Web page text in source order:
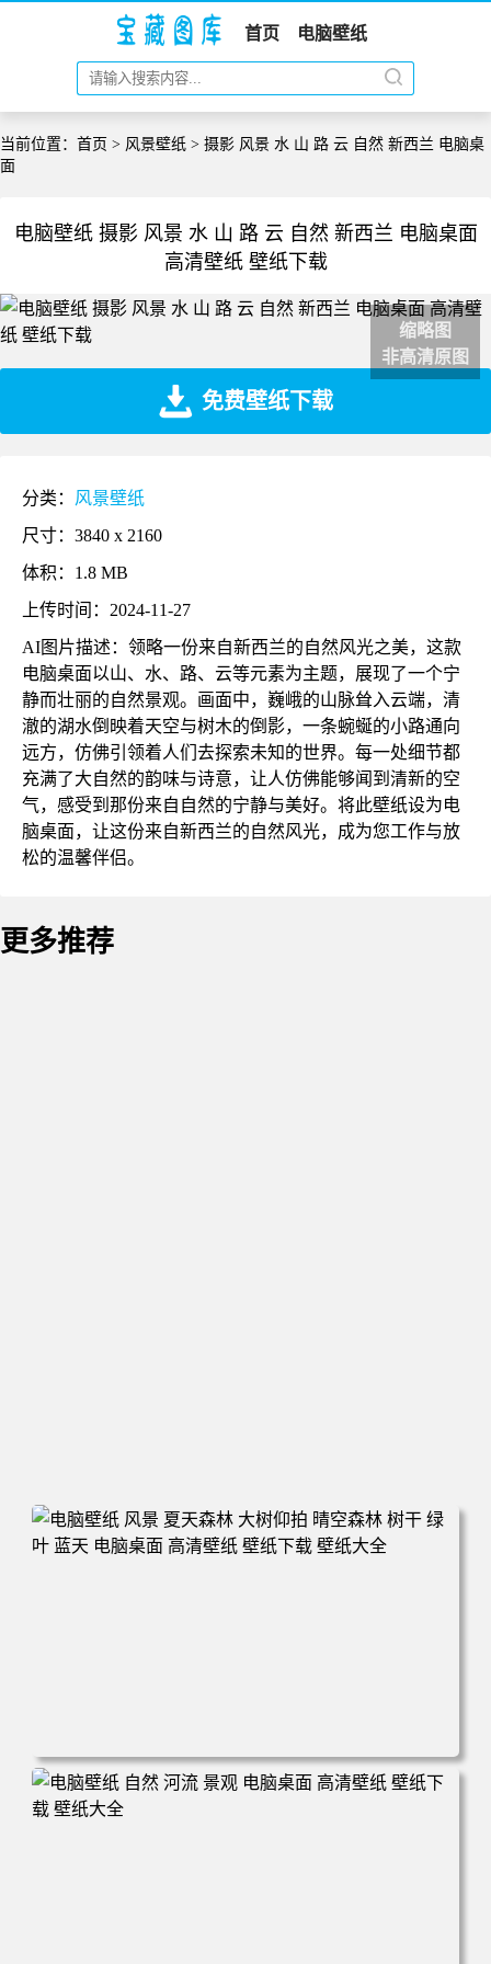
首页 电脑壁纸
当前位置： 首页 > 风景壁纸 > 摄影 风景 水 山 路 云 自然 新西兰 电脑桌
面
电脑壁纸 摄影 风景 水 山 路 云 自然 新西兰 电脑桌面
高清壁纸 壁纸下载
缩略图
非高清原图
免费壁纸下载
分类： 风景壁纸
尺寸：3840 x 2160
体积：1.8 MB
上传时间：2024-11-27
AI图片描述：领略一份来自新西兰的自然风光之美，这款
电脑桌面以山、水、路、云等元素为主题，展现了一个宁
静而壮丽的自然景观。画面中，巍峨的山脉耸入云端，清
澈的湖水倒映着天空与树木的倒影，一条蜿蜒的小路通向
远方，仿佛引领着人们去探索未知的世界。每一处细节都
充满了大自然的韵味与诗意，让人仿佛能够闻到清新的空
气，感受到那份来自自然的宁静与美好。将此壁纸设为电
脑桌面，让这份来自新西兰的自然风光，成为您工作与放
松的温馨伴侣。
更多推荐
电脑壁纸 风景 夏天森林 大树仰拍 晴空森林 树干 绿叶 蓝天
电脑桌面 高清壁纸 壁纸下载 壁纸大全